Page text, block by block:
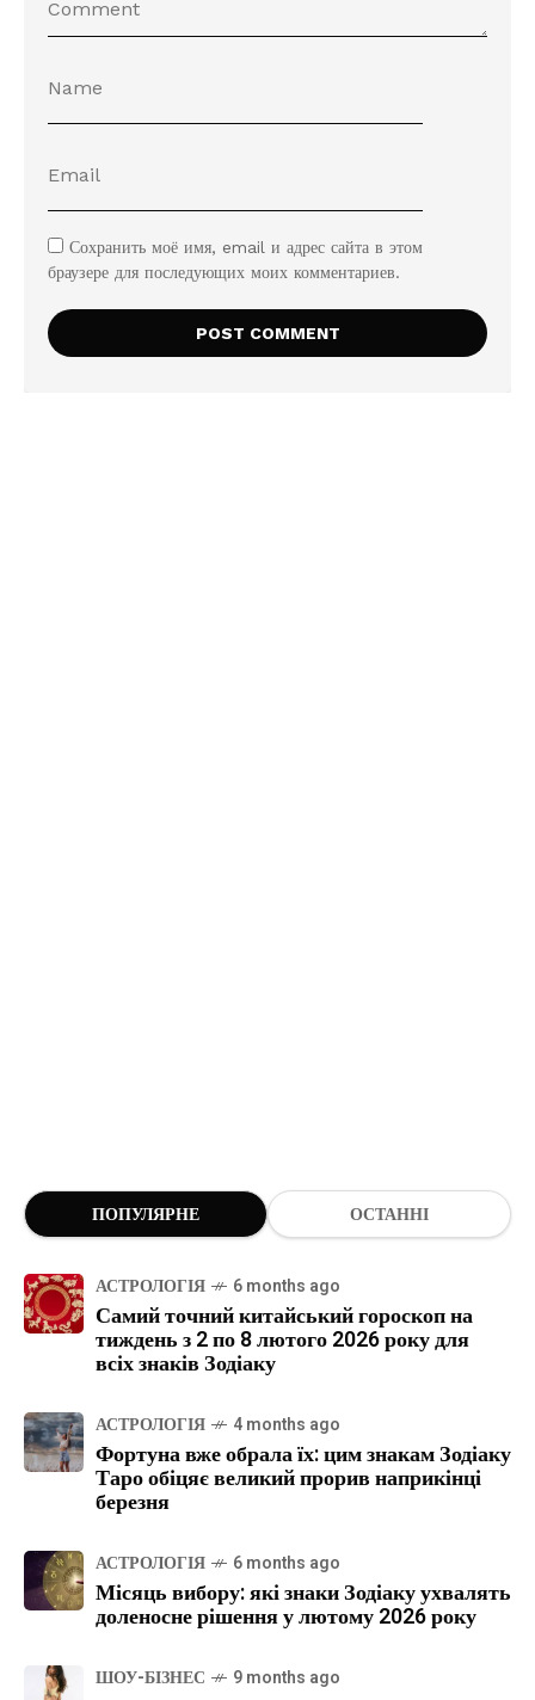
Сохранить моё имя, email и адрес сайта в этом
браузере для последующих моих комментариев.
ПОПУЛЯРНЕ ОСТАННІ
АСТРОЛОГІЯ 6 months ago
Самий точний китайський гороскоп на
тиждень з 2 по 8 лютого 2026 року для
всіх знаків Зодіаку
АСТРОЛОГІЯ 4 months ago
Фортуна вже обрала їх: цим знакам Зодіаку
Таро обіцяє великий прорив наприкінці
березня
АСТРОЛОГІЯ 6 months ago
Місяць вибору: які знаки Зодіаку ухвалять
доленосне рішення у лютому 2026 року
ШОУ-БІЗНЕС 9 months ago